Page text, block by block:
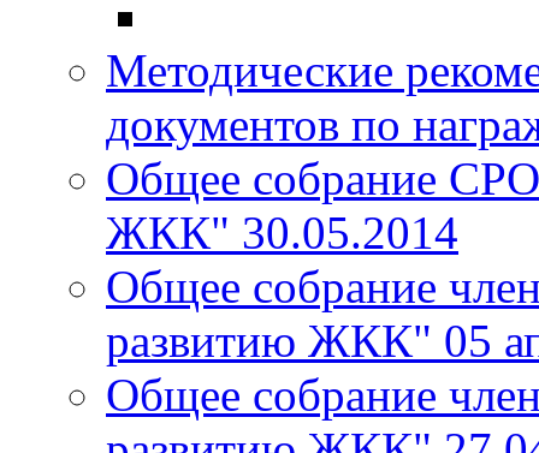
Методические
документов по
Общее собрание
ЖКК" 30.05.2014
Общее собрание
развитию ЖКК" 05
Общее собрание